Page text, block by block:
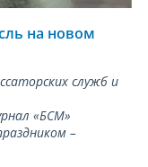
на новом
служб и
«БСМ»
–